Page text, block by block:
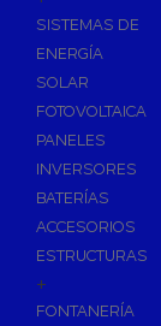
SISTEMAS DE
ENERGÍA
SOLAR
FOTOVOLTAICA
PANELES
INVERSORES
BATERÍAS
ACCESORIOS
ESTRUCTURAS
+
FONTANERÍA